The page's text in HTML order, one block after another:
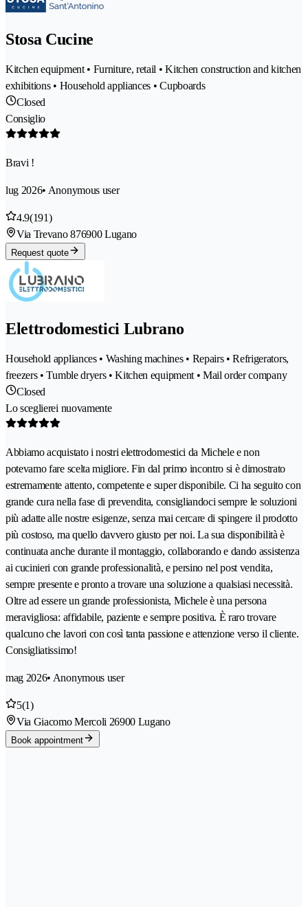
Stosa Cucine
Kitchen equipment • Furniture, retail • Kitchen construction and kitchen
exhibitions • Household appliances • Cupboards
Closed
Consiglio
Bravi !
lug 2026• Anonymous user
4.9(191)
Via Trevano 876900 Lugano
Request quote
Elettrodomestici Lubrano
Household appliances • Washing machines • Repairs • Refrigerators,
freezers • Tumble dryers • Kitchen equipment • Mail order company
Closed
Lo sceglierei nuovamente
Abbiamo acquistato i nostri elettrodomestici da Michele e non
potevamo fare scelta migliore. Fin dal primo incontro si è dimostrato
estremamente attento, competente e super disponibile. Ci ha seguito con
grande cura nella fase di prevendita, consigliandoci sempre le soluzioni
più adatte alle nostre esigenze, senza mai cercare di spingere il prodotto
più costoso, ma quello davvero giusto per noi. La sua disponibilità è
continuata anche durante il montaggio, collaborando e dando assistenza
ai cucinieri con grande professionalità, e persino nel post vendita,
sempre presente e pronto a trovare una soluzione a qualsiasi necessità.
Oltre ad essere un grande professionista, Michele è una persona
meravigliosa: affidabile, paziente e sempre positiva. È raro trovare
qualcuno che lavori con così tanta passione e attenzione verso il cliente.
Consigliatissimo!
mag 2026• Anonymous user
5(1)
Via Giacomo Mercoli 26900 Lugano
Book appointment